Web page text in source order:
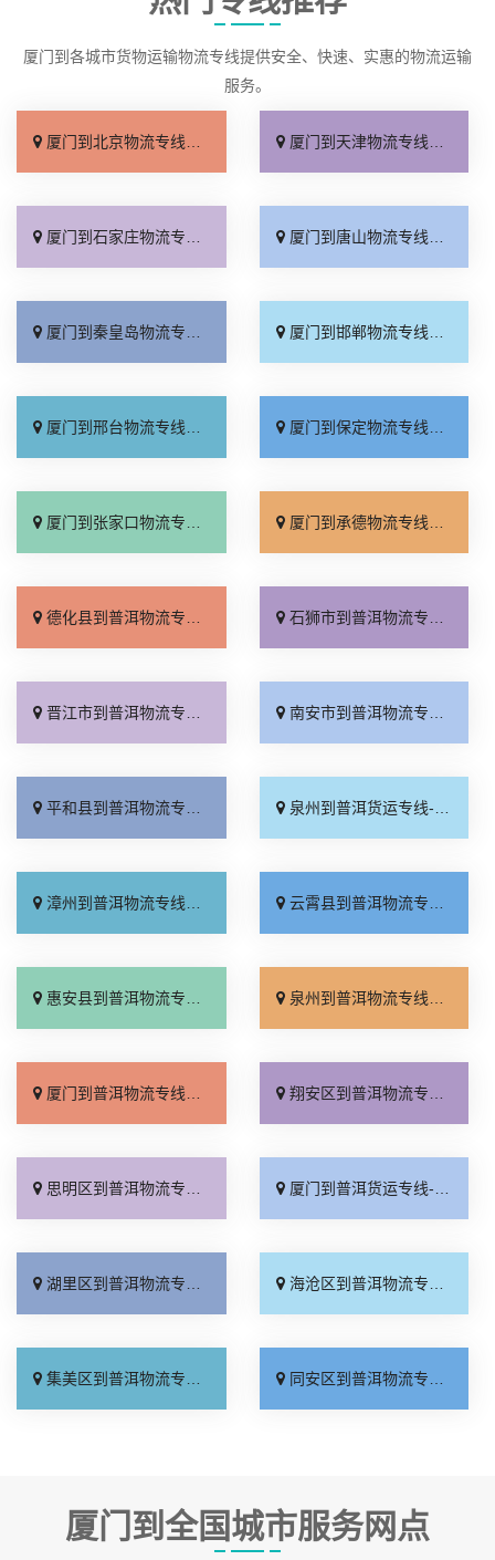
厦门到各城市货物运输物流专线提供安全、快速、实惠的物流运输
服务。
厦门到北京物流专线_直达不中转「送货到门」 厦门到天津物流专线_运保时效「高效快运」
厦门到石家庄物流专线_准时准点「多少公里」 厦门到唐山物流专线_全境派送「收费介绍」
厦门到秦皇岛物流专线_高效运输「运保时效」 厦门到邯郸物流专线_物流拼车「全境配送」
厦门到邢台物流专线_专业靠谱「上门提货」 厦门到保定物流专线_全程直达「高效运输」
厦门到张家口物流专线_全境派送「多久能到」 厦门到承德物流专线_专业调车「合理收费」
德化县到普洱物流专线_全境配送「合理收费」 石狮市到普洱物流专线_高速快运「全程无虑」
晋江市到普洱物流专线_每日发车「实时跟踪 」 南安市到普洱物流专线_需要几天「市县闪送」
平和县到普洱物流专线_多年经验「服务周到」 泉州到普洱货运专线-泉州到普洱物流公司_直通专线「运保时效」
漳州到普洱物流专线_要几天到「放心物流」 云霄县到普洱物流专线_专线直达「急你所需」
惠安县到普洱物流专线_计费标准「多年经验」 泉州到普洱物流专线_直达不中转「多年经验」
厦门到普洱物流专线_物流拼车「快运直达」 翔安区到普洱物流专线_运费多少「价位合理」
思明区到普洱物流专线_全程直达「直达往返」 厦门到普洱货运专线-厦门到普洱物流公司_门到门配送「多少公里」
湖里区到普洱物流专线_专业调车「市县闪送」 海沧区到普洱物流专线_无需中转「来电咨询」
集美区到普洱物流专线_实时反馈「托运放心」 同安区到普洱物流专线_专线查询「多久时间」
厦门到全国城市服务网点